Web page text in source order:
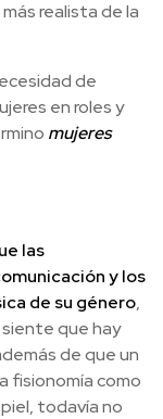
realista de la
de
en roles y
mujeres
las
y los
de su género,
que hay
de que un
fisionomía como
todavía no